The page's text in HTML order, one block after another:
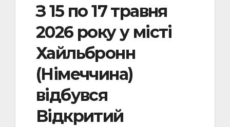
З 15 по 17 травня
2026 року у місті
Хайльбронн
(Німеччина)
відбувся
Відкритий